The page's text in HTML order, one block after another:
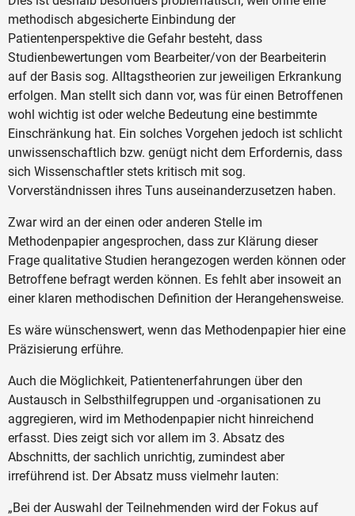
methodisch abgesicherte Einbindung der
Patientenperspektive die Gefahr besteht, dass
Studienbewertungen vom Bearbeiter/von der Bearbeiterin
auf der Basis sog. Alltagstheorien zur jeweiligen Erkrankung
erfolgen. Man stellt sich dann vor, was für einen Betroffenen
wohl wichtig ist oder welche Bedeutung eine bestimmte
Einschränkung hat. Ein solches Vorgehen jedoch ist schlicht
unwissenschaftlich bzw. genügt nicht dem Erfordernis, dass
sich Wissenschaftler stets kritisch mit sog.
Vorverständnissen ihres Tuns auseinanderzusetzen haben.
Zwar wird an der einen oder anderen Stelle im
Methodenpapier angesprochen, dass zur Klärung dieser
Frage qualitative Studien herangezogen werden können oder
Betroffene befragt werden können. Es fehlt aber insoweit an
einer klaren methodischen Definition der Herangehensweise.
Es wäre wünschenswert, wenn das Methodenpapier hier eine
Präzisierung erführe.
Auch die Möglichkeit, Patientenerfahrungen über den
Austausch in Selbsthilfegruppen und -organisationen zu
aggregieren, wird im Methodenpapier nicht hinreichend
erfasst. Dies zeigt sich vor allem im 3. Absatz des
Abschnitts, der sachlich unrichtig, zumindest aber
irreführend ist. Der Absatz muss vielmehr lauten:
„Bei der Auswahl der Teilnehmenden wird der Fokus auf